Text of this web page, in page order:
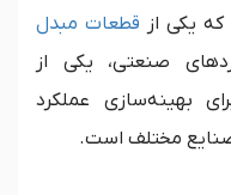
یکی از قطعات مبدل
صنعتی، یکی از
بهینه‌سازی عملکرد
مختلف است.